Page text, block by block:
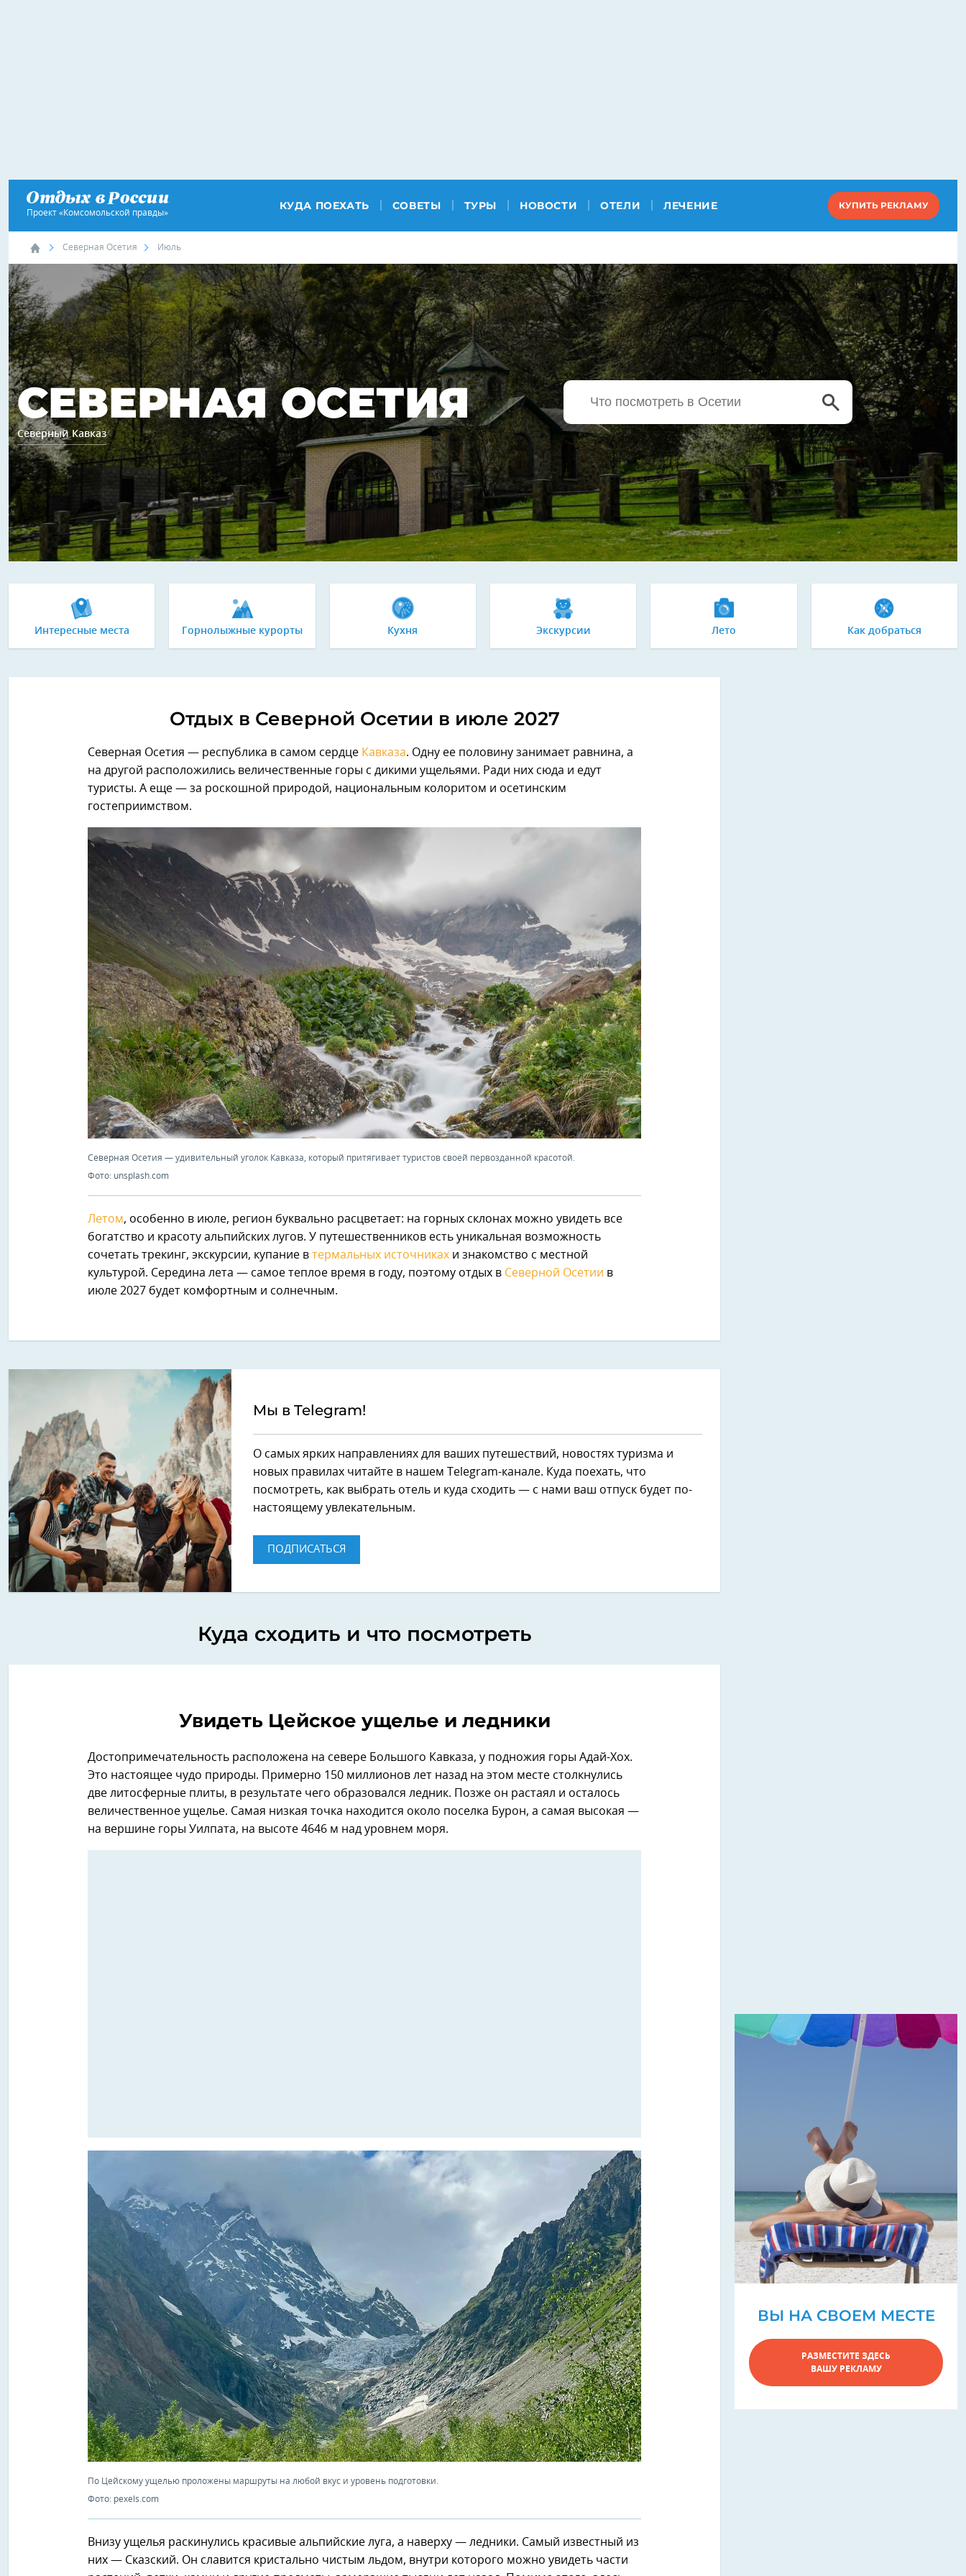
Проект «Комсомольской правды»
КУДА ПОЕХАТЬ СОВЕТЫ ТУРЫ НОВОСТИ ОТЕЛИ ЛЕЧЕНИЕ КУПИТЬ РЕКЛАМУ
Северная Осетия Июль
СЕВЕРНАЯ ОСЕТИЯ
Северный Кавказ
Интересные места Горнолыжные курорты Кухня Экскурсии Лето Как добраться
Отдых в Северной Осетии в июле 2027
Северная Осетия — республика в самом сердце Кавказа. Одну ее половину занимает равнина, а
на другой расположились величественные горы с дикими ущельями. Ради них сюда и едут
туристы. А еще — за роскошной природой, национальным колоритом и осетинским
гостеприимством.
Северная Осетия — удивительный уголок Кавказа, который притягивает туристов своей первозданной красотой.
Фото: unsplash.com
Летом, особенно в июле, регион буквально расцветает: на горных склонах можно увидеть все
богатство и красоту альпийских лугов. У путешественников есть уникальная возможность
сочетать трекинг, экскурсии, купание в термальных источниках и знакомство с местной
культурой. Середина лета — самое теплое время в году, поэтому отдых в Северной Осетии в
июле 2027 будет комфортным и солнечным.
Мы в Telegram!
О самых ярких направлениях для ваших путешествий, новостях туризма и
новых правилах читайте в нашем Telegram-канале. Куда поехать, что
посмотреть, как выбрать отель и куда сходить — с нами ваш отпуск будет по-
настоящему увлекательным.
ПОДПИСАТЬСЯ
Куда сходить и что посмотреть
Увидеть Цейское ущелье и ледники
Достопримечательность расположена на севере Большого Кавказа, у подножия горы Адай-Хох.
Это настоящее чудо природы. Примерно 150 миллионов лет назад на этом месте столкнулись
две литосферные плиты, в результате чего образовался ледник. Позже он растаял и осталось
величественное ущелье. Самая низкая точка находится около поселка Бурон, а самая высокая —
на вершине горы Уилпата, на высоте 4646 м над уровнем моря.
По Цейскому ущелью проложены маршруты на любой вкус и уровень подготовки.
Фото: pexels.com
Внизу ущелья раскинулись красивые альпийские луга, а наверху — ледники. Самый известный из
них — Сказский. Он славится кристально чистым льдом, внутри которого можно увидеть части
ВЫ НА СВОЕМ МЕСТЕ
РАЗМЕСТИТЕ ЗДЕСЬ
ВАШУ РЕКЛАМУ